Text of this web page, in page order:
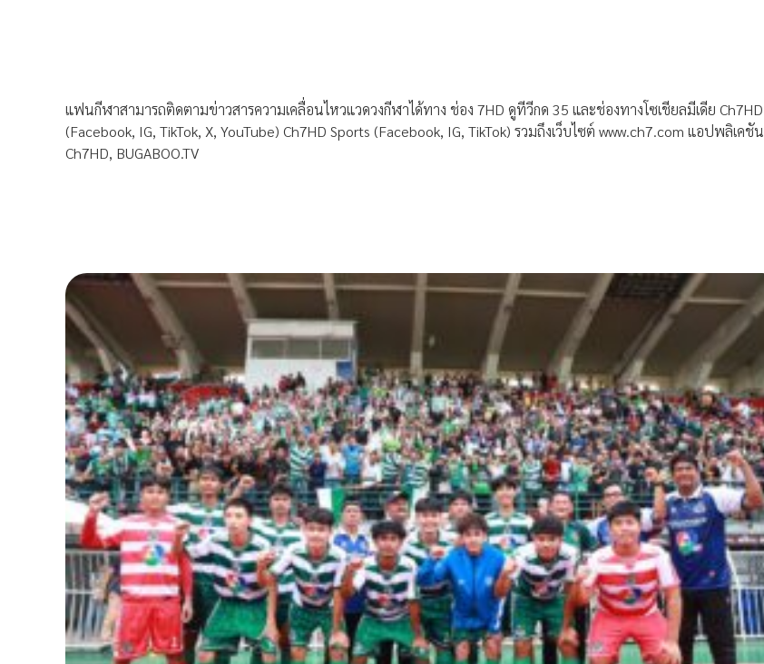
แฟนกีฬาสามารถติดตามข่าวสารความเคลื่อนไหวแวดวงกีฬาได้ทาง ช่อง 7HD ดูทีวีกด 35 และช่องทางโซเชียลมีเดีย Ch7HD
(Facebook, IG, TikTok, X, YouTube) Ch7HD Sports (Facebook, IG, TikTok) รวมถึงเว็บไซต์ www.ch7.com แอปพลิเคชัน
Ch7HD, BUGABOO.TV